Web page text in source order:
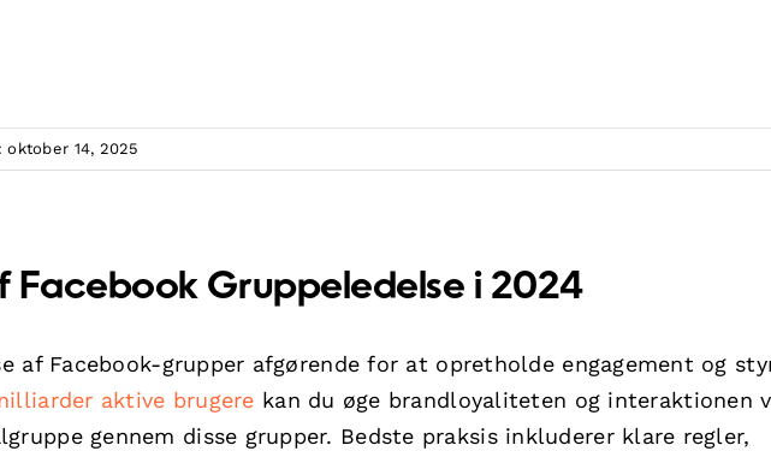
oktober 14, 2025
Facebook Gruppeledelse i 2024
af Facebook-grupper afgørende for at opretholde engagement og
aktive brugere kan du øge brandloyaliteten og interaktionen
gennem disse grupper. Bedste praksis inkluderer klare regler,